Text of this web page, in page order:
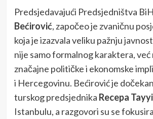
Predsjedavajući Predsjedništva
Bećirović, započeo je zvaničnu
koja je izazvala veliku pažnju
nije samo formalnog karaktera, već
značajne političke i ekonomske
i Hercegovinu. Bećirović je
turskog predsjednika Recepa
Istanbulu, a razgovori su se